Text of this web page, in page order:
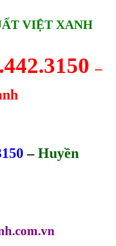
VIỆT XANH
–
–Huyền